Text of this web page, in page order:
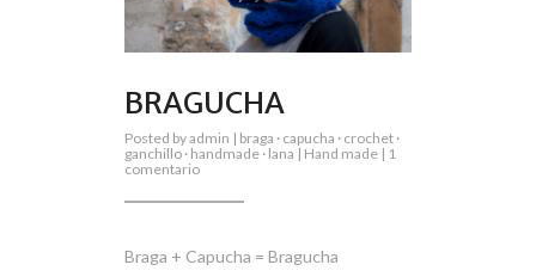
BRAGUCHA
Posted byadmin | braga · capucha · crochet ·
ganchillo · handmade · lana | Hand made | 1
comentarioen
Braga + Capucha = Bragucha